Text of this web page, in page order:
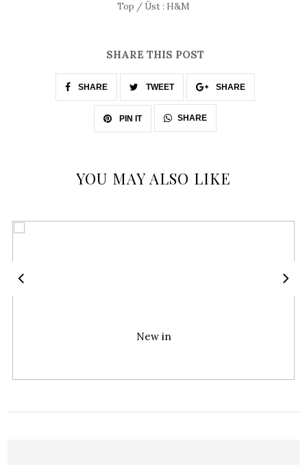
Top / Üst : H&M
SHARE THIS POST
SHARE TWEET SHARE
PIN IT SHARE
YOU MAY ALSO LIKE
New in